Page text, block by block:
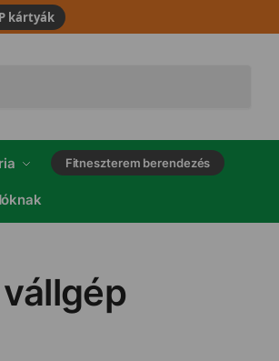
kártyák
Fitneszterem berendezés